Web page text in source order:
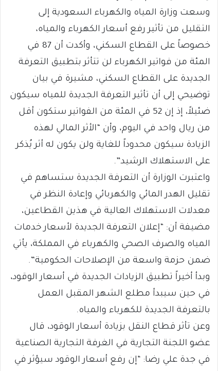
وسعت وزارة المياه والكهرباء السعودية إلى
التقليل من تأثير رفع أسعار الكهرباء والمياه،
خصوصاً على القطاع السكني، وأكدت أن 87 في
المئة من فواتير الكهرباء لن تتأثر بتطبيق التعرفة
الجديدة على القطاع السكني، مشيرة في بيان
توضيحي إلى أن تأثير التعرفة الجديدة للمياه سيكون
ضئيلاً، إذ إن 52 في المئة من الفواتير ستكون أقل
من ريال واحد في اليوم، وأن “الأثر المالي لهذه
الزيادة سيكون محدوداً للغاية ولن يكون له أثر يُذكر
على الاستهلاك الرشيد”.
واعتبرت الوزارة أن التعرفة الجديدة ستساهم في
تقليل الهدر المائي والكهربائي وإعادة النظر في
معدلات الاستهلاك العالية في هذين القطاعين،
مضيفة أن: “إعلان التعرفة الجديدة لأسعار خدمات
المياه والصرف الصحي والكهرباء في المملكة، يأتي
ضمن حزمة واسعة من الإصلاحات الحكومية”.
وبدأ أخيراً تطبيق الزيادات الجديدة في أسعار الوقود،
في حين سيبدأ مطلع الشهر المقبل العمل
بالتعرفة الجديدة للكهرباء والمياه.
وعن تأثر قطاع النقل بزيادة أسعار الوقود، قال
عضو اللجنة التجارية في الغرفة التجارية الصناعية
في جدة علي رضا: “إن رفع أسعار الوقود سيؤثر في